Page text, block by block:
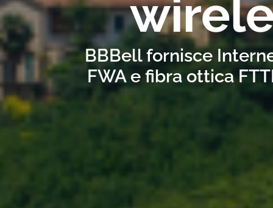
BBBell fornisce
FWA e fibra ottica